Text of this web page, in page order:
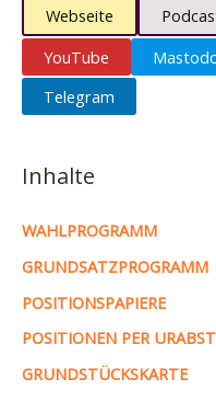
Webseite
YouTube
Telegram
Inhalte
WAHLPROGRAMM
GRUNDSATZPROGRAMM
POSITIONSPAPIERE
POSITIONEN PER
GRUNDSTÜCKSKARTE